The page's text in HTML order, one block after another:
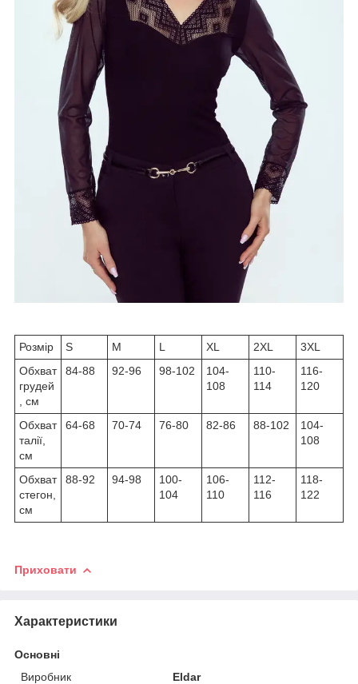
Розмір S M L XL 2XL
3XL
Обхват
грудей
, см
84-88 92-96 98-102
104-
108
110-
114
116-
120
Обхват
талії,
см
64-68 70-74 76-80 82-86 88-102
104-
108
Обхват
стегон,
см
88-92 94-98
100-
104
106-
110
112-
116
118-
122
Приховати
Характеристики
Основні
Виробник
Eldar